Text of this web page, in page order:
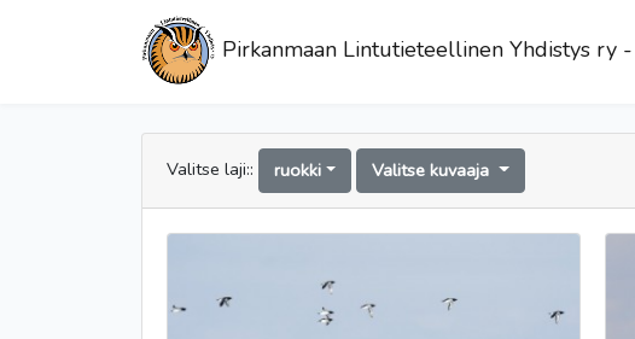
Pirkanmaan Lintutieteellinen Yhdistys ry
Valitse laji:: ruokki Valitse kuvaaja